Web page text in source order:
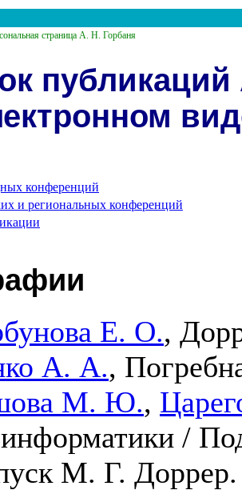
страница А. Н. Горбаня
конференций
и региональных конференций
Е. О.,
А. А.,
М. Ю.,
/
М. Г. Доррер